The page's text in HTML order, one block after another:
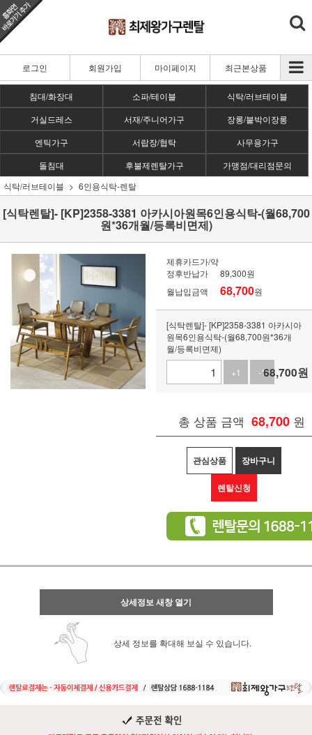
로그인 회원가입 마이페이지 최근본상품
침대/화장대 소파/테이블
식탁/러브테이블
거실드레스
서재/주니어가구
장롱/붙박이장롱
엔틱가구
서랍장/협탁
사무용가구
돌침대
후불제렌탈가구
가맹점/대리점문의
식탁/러브테이블
6인용식탁-렌탈
[식탁렌탈]- [KP]2358-3381 아카시아원목6인용식탁-(월68,700
원*36개월/등록비면제)
제휴카드가/약
정후반납가
89,300원
월납입금액
68,700원
[식탁렌탈]- [KP]2358-3381 아카시아
원목6인용식탁-(월68,700원*36개
월/등록비면제)
+1
-168,700원
총 상품 금액 68,700 원
관심상품 장바구니
렌탈신청
상세정보 새창 열기
상세 정보를 확대해 보실 수 있습니다.